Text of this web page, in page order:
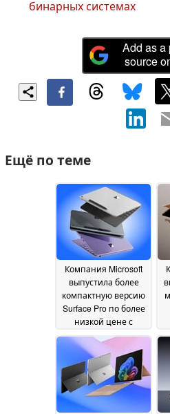
бинарных системах
Add as a
source
Ещё по теме
Компания Microsoft
выпустила более
компактную версию
Surface Pro по более
низкой цене с
дисплеем с частотой
обновления 90 Гц24
June 2026